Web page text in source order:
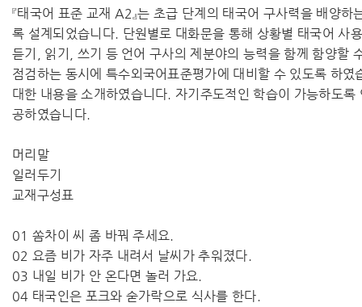
『태국어 표준 교재 A2』는 초급 단계의 태국어 구사력을 배양
록 설계되었습니다. 단원별로 대화문을 통해 상황별 태국어 사
듣기, 읽기, 쓰기 등 언어 구사의 제분야의 능력을 함께 함양할
점검하는 동시에 특수외국어표준평가에 대비할 수 있도록 하
대한 내용을 소개하였습니다. 자기주도적인 학습이 가능하도
공하였습니다.
머리말
일러두기
교재구성표
01 쏨차이 씨 좀 바꿔 주세요.
02 요즘 비가 자주 내려서 날씨가 추워졌다.
03 내일 비가 안 온다면 놀러 가요.
04 태국인은 포크와 숟가락으로 식사를 한다.